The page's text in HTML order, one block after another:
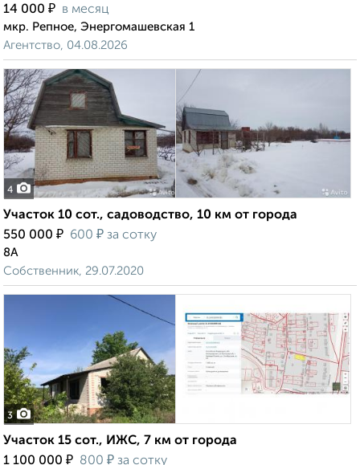
14 000 ₽ в месяц
мкр. Репное, Энергомашевская 1
Агентство, 04.08.2026
4
Участок 10 сот., садоводство, 10 км от города
550 000 ₽ 600 ₽ за сотку
8А
Собственник, 29.07.2020
3
Участок 15 сот., ИЖС, 7 км от города
1 100 000 ₽ 800 ₽ за сотку